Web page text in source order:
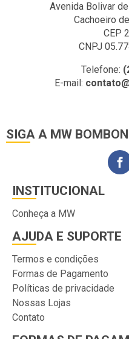
Avenida Bolivar
Cachoeiro
CEP
CNPJ
Telefone:
E-mail:
SIGA A MW
INSTITUCIONAL
Conheça a MW
AJUDA E SUPORTE
Termos e condições
Formas de Pagamento
Políticas de privacidade
Nossas Lojas
Contato